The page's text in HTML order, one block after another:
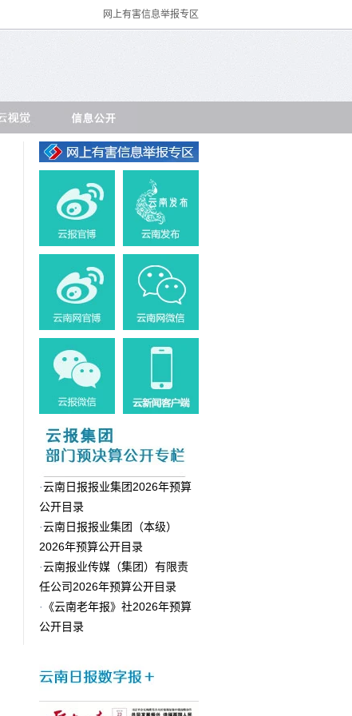
网上有害信息举报专区
·云南日报报业集团2026年预算
公开目录
·云南日报报业集团（本级）
2026年预算公开目录
·云南报业传媒（集团）有限责
任公司2026年预算公开目录
· 《云南老年报》社2026年预算
公开目录